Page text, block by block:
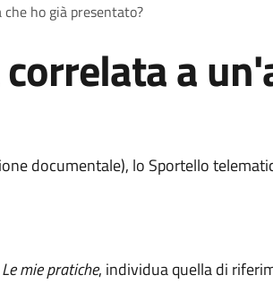
ho già presentato?
a
documentale), lo Sportello
Le mie pratiche, individua quella di